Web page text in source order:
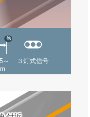
～
他
３灯式信号